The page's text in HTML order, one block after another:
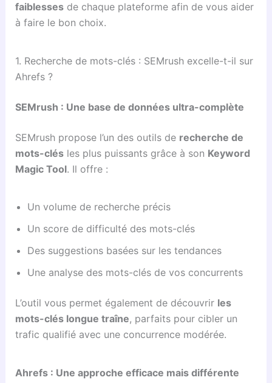
faiblessesde chaque plateforme afin de vous aider
à faire le bon choix.
1. Recherche de mots-clés : SEMrush excelle-t-il sur
Ahrefs ?
SEMrush : Une base de données ultra-complète
SEMrush propose l’un des outils de recherche de
mots-clésles plus puissants grâce à son Keyword
Magic Tool. Il offre :
Un volume de recherche précis
Un score de difficulté des mots-clés
Des suggestions basées sur les tendances
Une analyse des mots-clés de vos concurrents
L’outil vous permet également de découvrir les
mots-clés longue traîne, parfaits pour cibler un
trafic qualifié avec une concurrence modérée.
Ahrefs : Une approche efficace mais différente